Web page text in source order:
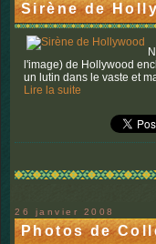
Sirène de
l'image) de Hollywood
un lutin dans le vaste et
Lire la suite
26 janvier 2008
Photos de